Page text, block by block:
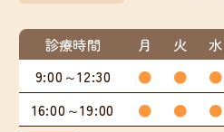
診療時間 月 火 水
9:00～12:30
● ● ●
16:00～19:00
● ● ●